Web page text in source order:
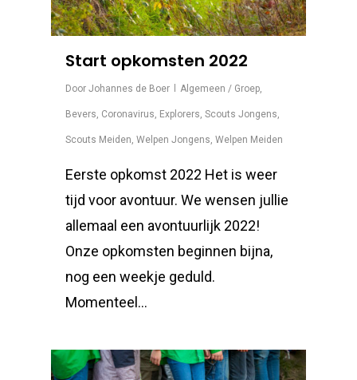
Start opkomsten 2022
Door Johannes de Boer Algemeen / Groep,
Bevers, Coronavirus, Explorers, Scouts Jongens,
Scouts Meiden, Welpen Jongens, Welpen Meiden
Eerste opkomst 2022 Het is weer
tijd voor avontuur. We wensen jullie
allemaal een avontuurlijk 2022!
Onze opkomsten beginnen bijna,
nog een weekje geduld.
Momenteel...